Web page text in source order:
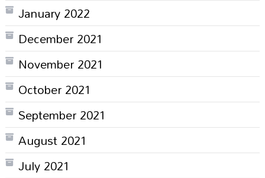
January 2022
December 2021
November 2021
October 2021
September 2021
August 2021
July 2021